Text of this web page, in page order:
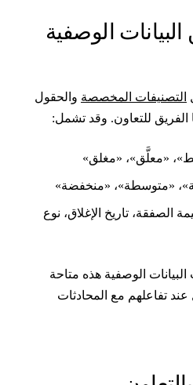
البيانات الوصفية
المخصصةوالحقول
للتعاون. وقد تشمل:
«معلَّق»، «مغلق»
«متوسطة»، «منخفضة»
تاريخ الإغلاق، نوع
الوصفية هذه متاحة
مع المحادثات